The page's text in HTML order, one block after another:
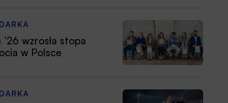
wzrosła stopa
w Polsce